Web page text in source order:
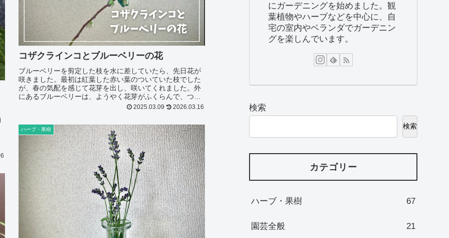
コザクラインコとブルーベリーの花
ブルーベリーを剪定した枝を水に差していたら、先日花が
咲きました。最初は紅葉した赤い葉のついていた枝でした
が、春の気配を感じて花芽を出し、咲いてくれました。外
にあるブルーベリーは、ようやく花芽がふくらんで、つぼ
みになろうとしているところです。室内のほうが温度が高
2025.03.09 2026.03.16
ハーブ・果樹
にガーデニングを始めました。観
葉植物やハーブなどを中心に、自
宅の室内やベランダでガーデニン
グを楽しんでいます。
検索
検索
カテゴリー
ハーブ・果樹 67
園芸全般 21